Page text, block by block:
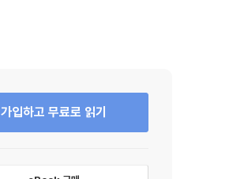
가입하고 무료로 읽기